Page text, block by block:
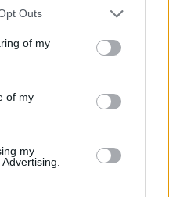
cuenta que algún
tiene el derecho de
preferencias se aplicarán
en este sitio web o
Outs
of my
of my
my